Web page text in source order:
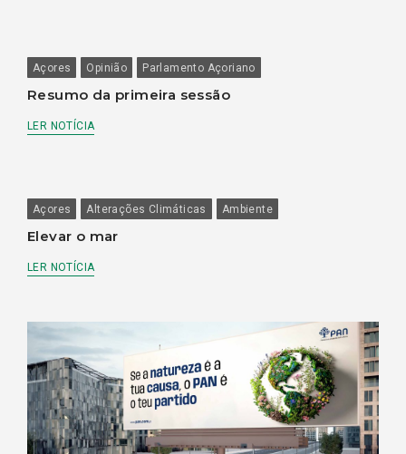
Açores Opinião Parlamento Açoriano
Resumo da primeira sessão
LER NOTÍCIA
Açores Alterações Climáticas Ambiente
Elevar o mar
LER NOTÍCIA